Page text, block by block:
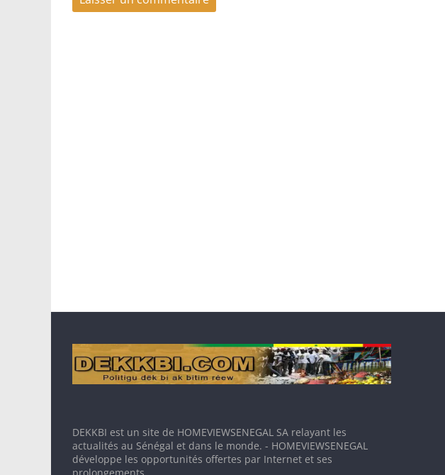
DEKKBI est un site de HOMEVIEWSENEGAL SA relayant les
actualités au Sénégal et dans le monde. - HOMEVIEWSENEGAL
développe les opportunités offertes par Internet et ses